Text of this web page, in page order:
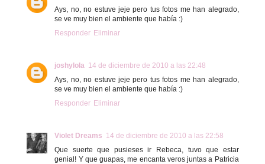
Ays, no, no estuve jeje pero tus fotos me han alegrado,
se ve muy bien el ambiente que había :)
Responder Eliminar
joshylola 14 de diciembre de 2010 a las 22:48
Ays, no, no estuve jeje pero tus fotos me han alegrado,
se ve muy bien el ambiente que había :)
Responder Eliminar
Violet Dreams 14 de diciembre de 2010 a las 22:58
Que suerte que pusieses ir Rebeca, tuvo que estar
genial! Y que guapas, me encanta veros juntas a Patricia